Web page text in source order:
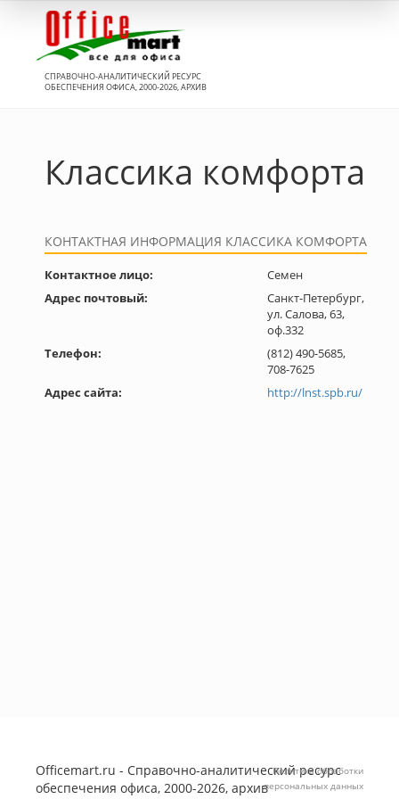
СПРАВОЧНО-АНАЛИТИЧЕСКИЙ РЕСУРС
ОБЕСПЕЧЕНИЯ ОФИСА, 2000-2026, АРХИВ
Классика комфорта
КОНТАКТНАЯ ИНФОРМАЦИЯ КЛАССИКА КОМФОРТА
Контактное лицо:
Семен
Адрес почтовый:
Санкт-Петербург,
ул. Салова, 63,
оф.332
Телефон:
(812) 490-5685,
708-7625
Адрес сайта:
http://lnst.spb.ru/
Officemart.ru - Справочно-аналитический ресурс
обеспечения офиса, 2000-2026, архив
Политика обработки
персональных данных